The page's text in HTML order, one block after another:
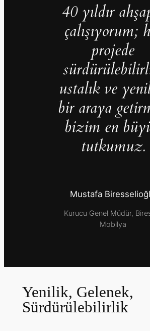
40 yıldır
çalışıyorum;
projede
ustalık ve
bir araya
bizim en
tutkumuz.
Mustafa
Kurucu Genel Müdür,
Mobilya
Yenilik, Gelenek,
Sürdürülebilirlik